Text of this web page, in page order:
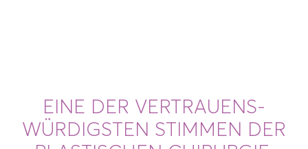
EINE DER VERTRAUENS­
WÜRDIGSTEN STIMMEN DER